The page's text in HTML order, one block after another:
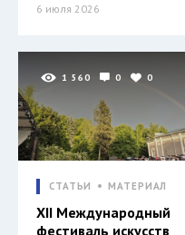
6 июля 2026
1 560 0 0
СТАТЬИ МАТЕРИАЛ
XII Международный
фестиваль искусств